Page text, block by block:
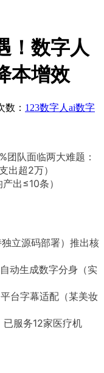
！数字人
本增效
： 123数字人 ai数字
队面临两大难题：
超2万）
出≤10条）
独立源码部署）推出核
动生成数字分身（实
台字幕适配（某美妆
已服务12家医疗机